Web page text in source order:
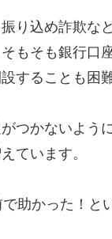
り込め詐欺な
もそも銀行口
することも困
つかないよう
ています。
助かった！